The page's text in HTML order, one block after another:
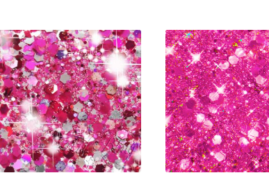
auf.
Die
Optionen
können
auf
der
Produktseite
gewählt
werden